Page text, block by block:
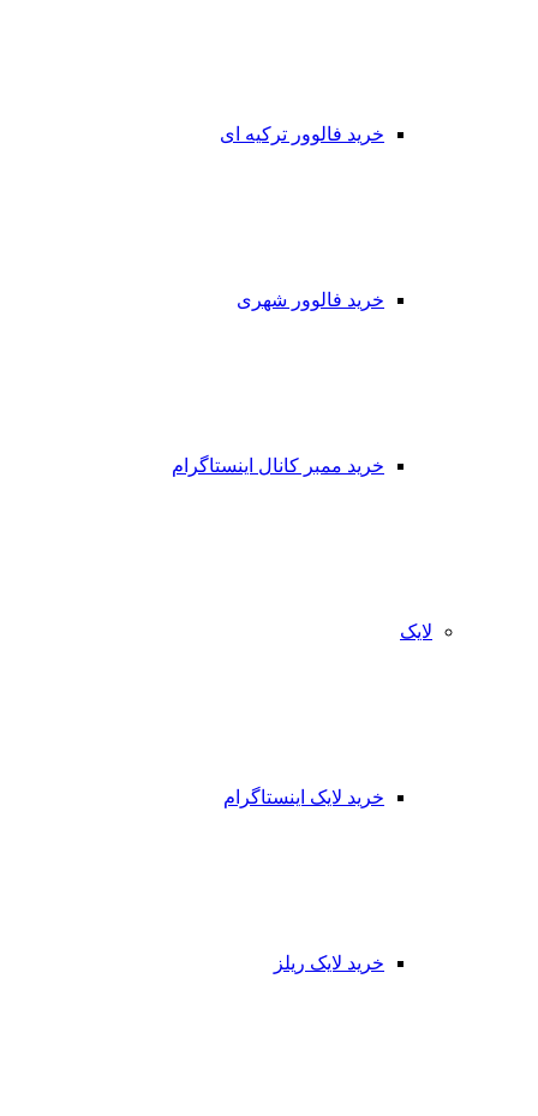
خرید فالوور ترکیه ای
خرید فالوور شهری
خرید ممبر کانال اینستاگرام
لایک
خرید لایک اینستاگرام
خرید لایک ریلز